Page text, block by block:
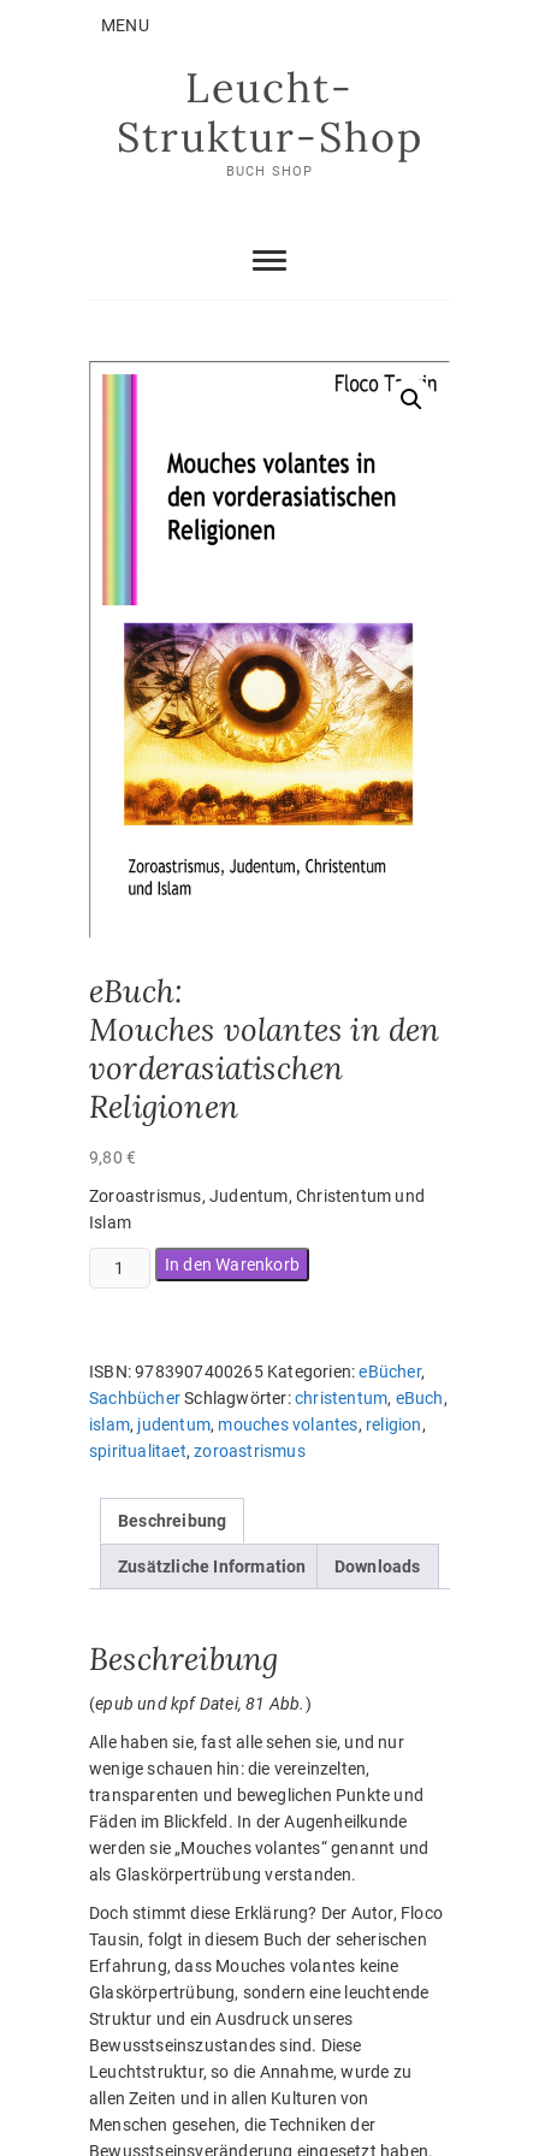
MENU
Leucht-
Struktur-Shop
BUCH SHOP
eBuch:
Mouches volantes in den
vorderasiatischen
Religionen
9,80 €
Zoroastrismus, Judentum, Christentum und
Islam
eBuch:
Mouches
den
vorderasiatischen
Religionen
Menge
In den Warenkorb
ISBN:9783907400265 Kategorien:eBücher,
Sachbücher Schlagwörter:christentum, eBuch,
islam, judentum, mouches volantes, religion,
spiritualitaet,zoroastrismus
Beschreibung
Zusätzliche Information Downloads
Beschreibung
(epub und kpf Datei, 81 Abb.)
Alle haben sie, fast alle sehen sie, und nur
wenige schauen hin: die vereinzelten,
transparenten und beweglichen Punkte und
Fäden im Blickfeld. In der Augenheilkunde
werden sie „Mouches volantes“ genannt und
als Glaskörpertrübung verstanden.
Doch stimmt diese Erklärung? Der Autor, Floco
Tausin, folgt in diesem Buch der seherischen
Erfahrung, dass Mouches volantes keine
Glaskörpertrübung, sondern eine leuchtende
Struktur und ein Ausdruck unseres
Bewusstseinszustandes sind. Diese
Leuchtstruktur, so die Annahme, wurde zu
allen Zeiten und in allen Kulturen von
Menschen gesehen, die Techniken der
Bewusstseinsveränderung eingesetzt haben.